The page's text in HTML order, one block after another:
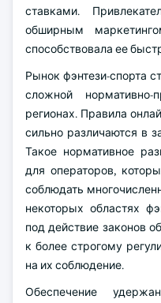
ставками.
обширным
способствовала ее
Рынок фэнтези-спорта
сложной
регионах. Правила
сильно различаются в
Такое нормативное
для операторов,
соблюдать
некоторых областях
под действие законов
к более строгому
на их соблюдение.
Обеспечение